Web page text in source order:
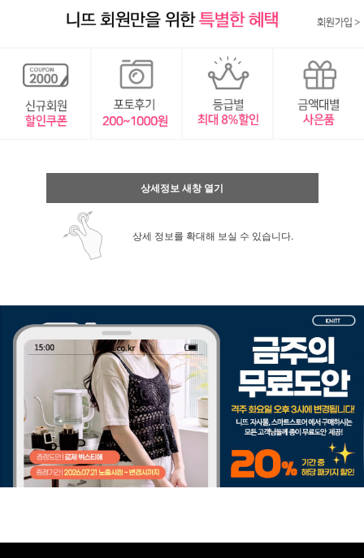
상세정보 새창 열기
상세 정보를 확대해 보실 수 있습니다.